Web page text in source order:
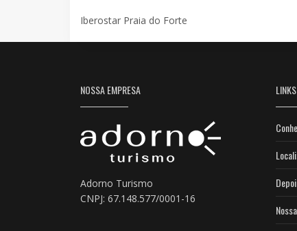
Iberostar Praia do Forte
NOSSA EMPRESA
Adorno Turismo
CNPJ: 67.148.577/0001-16